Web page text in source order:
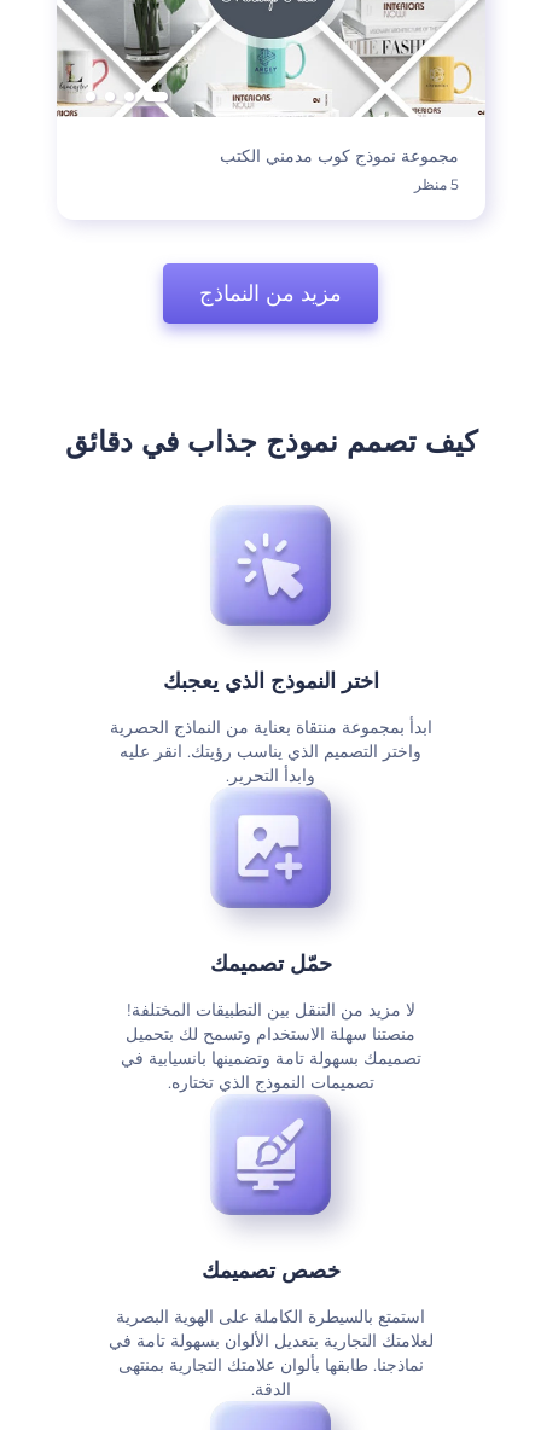
مجموعة نموذج كوب مدمني الكتب
5 منظر
مزيد من النماذج
كيف تصمم نموذج جذاب في دقائق
اختر النموذج الذي يعجبك
ابدأ بمجموعة منتقاة بعناية من النماذج الحصرية
واختر التصميم الذي يناسب رؤيتك. انقر عليه
وابدأ التحرير.
حمّل تصميمك
لا مزيد من التنقل بين التطبيقات المختلفة!
منصتنا سهلة الاستخدام وتسمح لك بتحميل
تصميمك بسهولة تامة وتضمينها بانسيابية في
تصميمات النموذج الذي تختاره.
خصص تصميمك
استمتع بالسيطرة الكاملة على الهوية البصرية
لعلامتك التجارية بتعديل الألوان بسهولة تامة في
نماذجنا. طابقها بألوان علامتك التجارية بمنتهى
الدقة.